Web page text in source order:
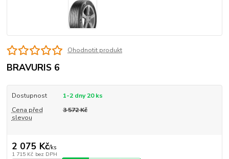
Ohodnotit produkt
BRAVURIS 6
Dostupnost
1-2 dny 20 ks
Cena před
slevou
3 572 Kč
2 075 Kč/ks
1 715 Kč bez DPH